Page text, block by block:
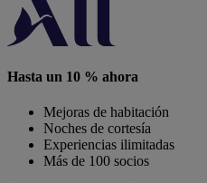
Hasta un 10 % ahora
Mejoras de habitación
Noches de cortesía
Experiencias ilimitadas
Más de 100 socios